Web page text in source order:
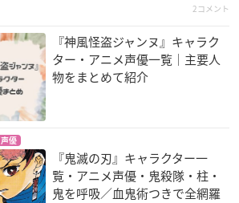
恋いろは。
スペース☆ダンディ
スカーレット
ガリレイドンナ
シルヴィア・フェラ
ーリ
2コメント
『神風怪盗ジャンヌ』キャラク
ター・アニメ声優一覧｜主要人
物をまとめて紹介
声優
『鬼滅の刃』キャラクター一
覧・アニメ声優・鬼殺隊・柱・
鬼を呼吸／血鬼術つきで全網羅